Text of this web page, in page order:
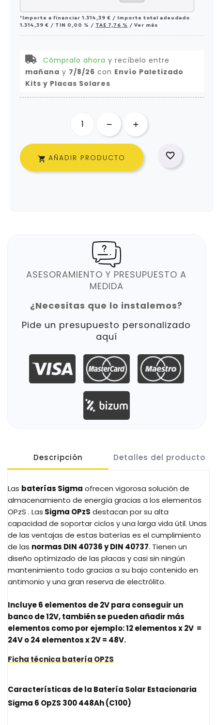
*Importe a financiar 1.314,39 € / Importe total adeudado
1.314,39 € / TIN 0,00 % / TAE 7,76 % / Ver más
Cómpralo ahora y recíbelo entre
mañana y 7/8/26 con Envío Paletizado
Kits y Placas Solares
 AÑADIR PRODUCTO 
ASESORAMIENTO Y PRESUPUESTO A
MEDIDA
¿Necesitas que lo instalemos?
Pide un presupuesto personalizado
aquí
Descripción Detalles del producto
Las baterías Sigma ofrecen vigorosa solución de
almacenamiento de energía gracias a los elementos
OPzS . Las Sigma OPzS destacan por su alta
capacidad de soportar ciclos y una larga vida útil. Unas
de las ventajas de estas baterías es el cumplimiento
de las normas DIN 40736 y DIN 40737. Tienen un
diseño optimizado de las placas y casi sin ningún
mantenimiento todo gracias a su bajo contenido en
antimonio y una gran reserva de electrólito.
Incluye 6 elementos de 2V para conseguir un
banco de 12V, también se pueden añadir más
elementos como por ejemplo: 12 elementos x 2V =
24V o 24 elementos x 2V = 48V.
Ficha técnica batería OPZS
Características de la Batería Solar Estacionaria
Sigma 6 OpZS 300 448Ah (C100)